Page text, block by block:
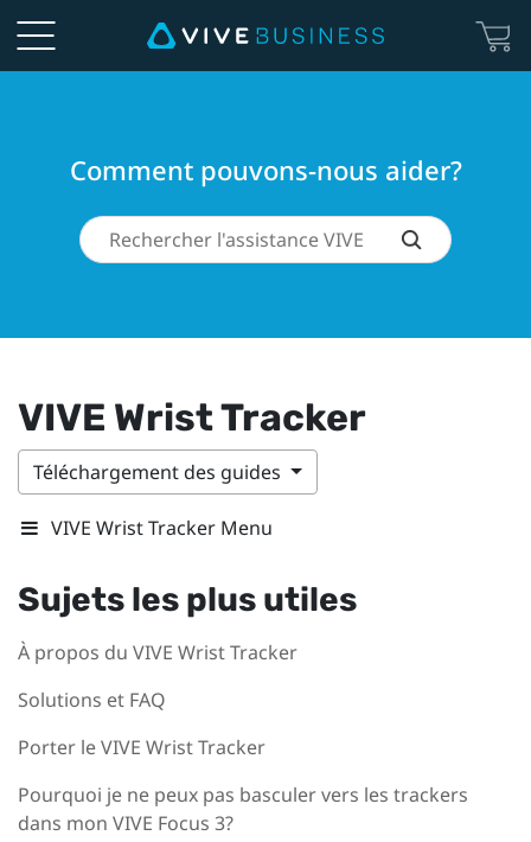
Comment pouvons-nous aider?
VIVE Wrist Tracker
Téléchargement des guides
VIVE Wrist Tracker Menu
Sujets les plus utiles
À propos du VIVE Wrist Tracker
Solutions et FAQ
Porter le VIVE Wrist Tracker
Pourquoi je ne peux pas basculer vers les trackers
dans mon VIVE Focus 3?